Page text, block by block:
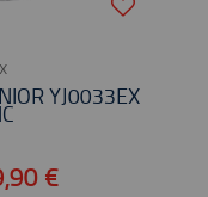
YJ0033EX
€